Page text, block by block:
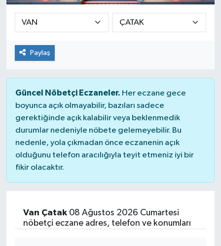
Paylaş
Güncel Nöbetçi Eczaneler. Her eczane gece
boyunca açık olmayabilir, bazıları sadece
gerektiğinde açık kalabilir veya beklenmedik
durumlar nedeniyle nöbete gelemeyebilir. Bu
nedenle, yola çıkmadan önce eczanenin açık
olduğunu telefon aracılığıyla teyit etmeniz iyi bir
fikir olacaktır.
Van Çatak08 Ağustos 2026 Cumartesi
nöbetçi eczane adres, telefon ve konumları